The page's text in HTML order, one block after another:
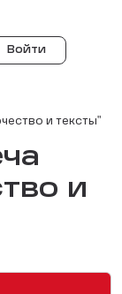
Войти
и тексты"
и